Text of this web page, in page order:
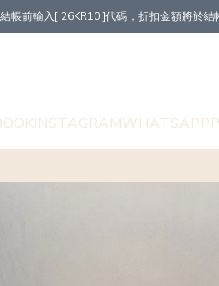
前輸入[ 26KR10 ]代碼，折扣金額將於結
INSTAGRAMWHATSAPP